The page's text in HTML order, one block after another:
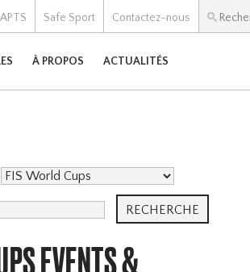
APTS Safe Sport Contactez-nous
À PROPOS ACTUALITÉS
EVENTS &